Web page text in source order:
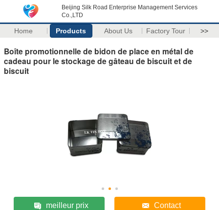
Beijing Silk Road Enterprise Management Services
Co.,LTD
Home Products About Us Factory Tour >>
Boîte promotionnelle de bidon de place en métal de
cadeau pour le stockage de gâteau de biscuit et de
biscuit
meilleur prix Contact